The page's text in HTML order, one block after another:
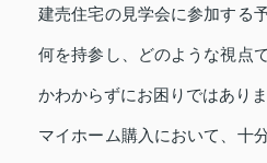
建売住宅の見学会に参加する
何を持参し、どのような視点
かわからずにお困りではありま
マイホーム購入において、十